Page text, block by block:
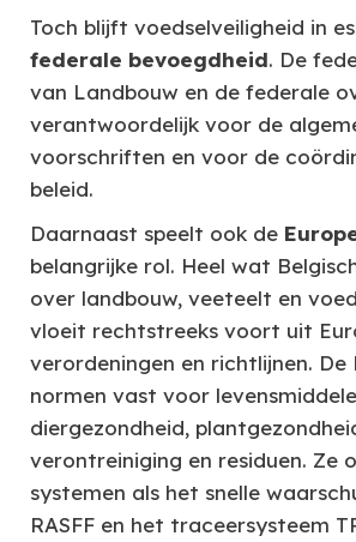
Toch blijft voedselveiligheid in
federale bevoegdheid. De
van Landbouw en de federale
verantwoordelijk voor de
voorschriften en voor de
beleid.
Daarnaast speelt ook de
belangrijke rol. Heel wat
over landbouw, veeteelt en
vloeit rechtstreeks voort uit
verordeningen en richtlijnen. De
normen vast voor
diergezondheid,
verontreiniging en residuen. Ze
systemen als het snelle
RASFF en het traceersysteem